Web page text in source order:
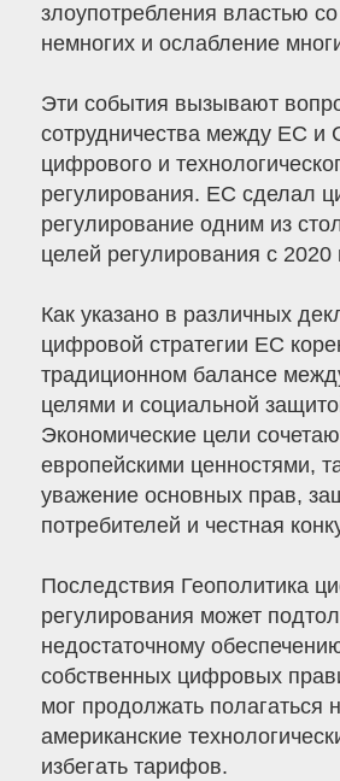
злоупотребления властью
немногих и ослабление
Эти события вызывают
сотрудничества между ЕС и
цифрового и
регулирования. ЕС сделал
регулирование одним из
целей регулирования с 2020
Как указано в различных
цифровой стратегии ЕС
традиционном балансе
целями и социальной
Экономические цели
европейскими ценностями,
уважение основных прав,
потребителей и честная
Последствия Геополитика
регулирования может
недостаточному
собственных цифровых
мог продолжать полагаться
американские
избегать тарифов.